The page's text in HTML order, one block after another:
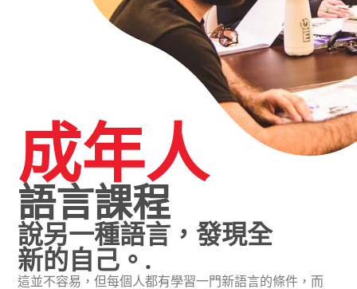
成年人
語言課程
說另一種語言，發現全
新的自己。.
這並不容易，但每個人都有學習一門新語言的條件，而